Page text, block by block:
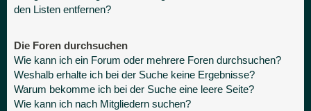
den Listen entfernen?
Die Foren durchsuchen
Wie kann ich ein Forum oder mehrere Foren durchsuchen?
Weshalb erhalte ich bei der Suche keine Ergebnisse?
Warum bekomme ich bei der Suche eine leere Seite?
Wie kann ich nach Mitgliedern suchen?